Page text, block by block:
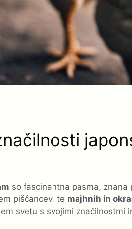
so fascinantna pasma,
piščancev. te majhnih in
svetu s svojimi značilnostmi